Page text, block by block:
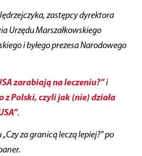
zastępcy dyrektora
Urzędu Marszałkowskiego
i byłego prezesa Narodowego
zarabiają na leczeniu?”i
z Polski, czyli jak (nie) działa
.
„Czy za granicą leczą lepiej?” po